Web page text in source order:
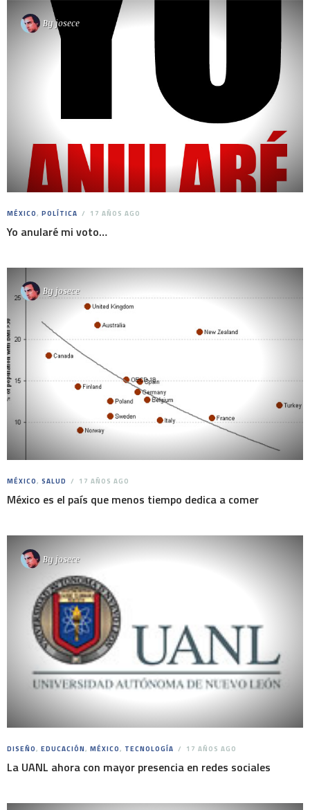
Byjosece
MÉXICO, POLÍTICA 17 AÑOS AGO
Yo anularé mi voto…
By josece
MÉXICO, SALUD 17 AÑOS AGO
México es el país que menos tiempo dedica a comer
By josece
DISEÑO, EDUCACIÓN, MÉXICO, TECNOLOGÍA 17 AÑOS AGO
La UANL ahora con mayor presencia en redes sociales